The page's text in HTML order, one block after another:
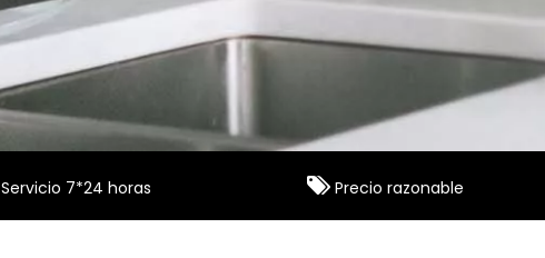
Servicio 7*24 horas  Precio razonable